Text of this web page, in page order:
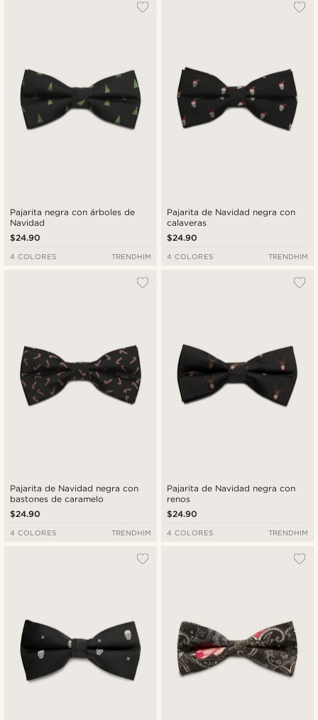
Pajarita negra con árboles de
Navidad
$24.90
4 COLORES TRENDHIM
Pajarita de Navidad negra con
calaveras
$24.90
4 COLORES TRENDHIM
Pajarita de Navidad negra con
bastones de caramelo
$24.90
4 COLORES TRENDHIM
Pajarita de Navidad negra con
renos
$24.90
4 COLORES TRENDHIM